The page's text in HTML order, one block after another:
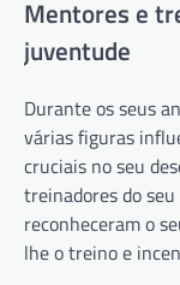
Mentores e
juventude
Durante os seus
várias figuras
cruciais no seu
treinadores do
reconheceram o
lhe o treino e